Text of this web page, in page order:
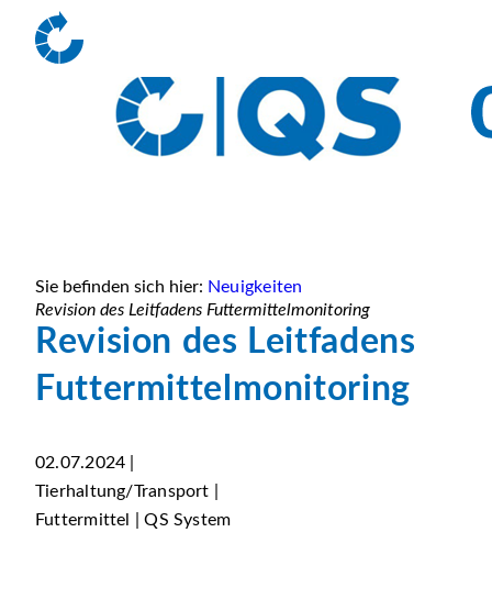
Sie befinden sich hier: Neuigkeiten
Revision des Leitfadens Futtermittelmonitoring
Revision des Leitfadens
Futtermittelmonitoring
02.07.2024 |
Tierhaltung/Transport |
Futtermittel | QS System